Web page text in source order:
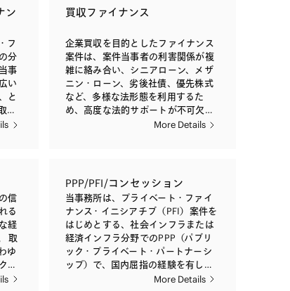
る
を
事
リ
機
ま
金
決
主
の
約
ま
備
内セミナーの実施といった業務を日
常的に提供しております。 当事務所
ジット、コモディティといった主要
な参照資産を対象とするデリバティ
ブ取引をはじめとして、地震デリバ
ティブやエネルギーデリバティブ、
排出権デリバティブ取引、また、仕
組み預金などのハイブリッド商品
や、シンセティックCDO・クレジッ
クチャード・ファイナンス取引につ
いても、ストラクチャリングの段階
から専門的なアドバイスを提供して
おります。 また、デリバティブ取引
の相手方の破綻時におけるクロー
ズ・アウト手続、債権届出手続の対
応のほか、CDS（Credit Default
Swap）に関するクレジットイベント
ン
フ
分
事
い
と
引
ス
依
グ
契
の
じ
ー
。
買収ファイナンス
企業買収を目的としたファイナンス
案件は、案件当事者の利害関係が複
雑に絡み合い、シニアローン、メザ
ニン・ローン、劣後社債、優先株式
など、多様な法形態を利用するた
め、高度な法的サポートが不可欠に
点に精通した弁護士が、高度かつ専
門的な助言を提供しております。当
事務所は、依頼者の特性に応じ、金
融機関、ファンド、対象会社、その
他立場を問わず幅広く取り扱ってお
り、案件ごとの特殊性や当事者間の
複雑な利害関係を踏まえ、ストラク
チャリング、適用法令上の問題点の
精査、ドキュメンテーション、ネゴ
More Details
信
る
経
ゆ
チ
る
PPP/PFI/コンセッション
当事務所は、プライベート・ファイ
ナンス・イニシアチブ（PFI）案件を
はじめとする、社会インフラまたは
経済インフラ分野でのPPP（パブリ
ック・プライベート・パートナーシ
ップ）で、国内屈指の経験を有して
おります。空港、刑務所、病院、上
More Details